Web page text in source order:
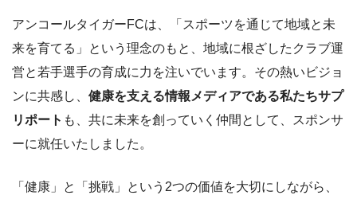
アンコールタイガーFCは、「スポーツを通じて地域と未
来を育てる」という理念のもと、地域に根ざしたクラブ運
営と若手選手の育成に力を注いでいます。その熱いビジョ
ンに共感し、 健康を支える情報メディアである私たちサプ
リポート も、共に未来を創っていく仲間として、スポンサ
ーに就任いたしました。
「健康」と「挑戦」という2つの価値を大切にしながら、